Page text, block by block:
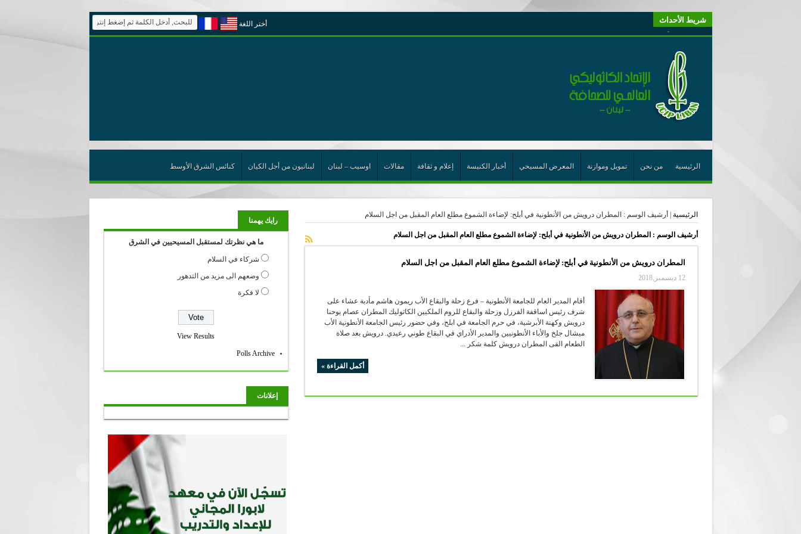
شريط الأحداث
“لبنانيون من أجل الكيان” (اتحاد اورا) : طرح رئيس الجمهورية حول اللامركزية الموسعة شرط واجب للخروج من حالة الجمود
“الوحدة في التعدّد: إعادة بناء الديمقراطيّة التوافقيّة في لبنان”
يتبع في معنى الأعجوبة
ترشيح أسعد جوان لجائزة نوبل يعزّز تثبيت
احتفالات عيد القديس شربل تتواصل في بقاعكفرا…
الأعجوبة في المسيحيّة: معنًى وحدًّا
من يختصر الله يجعل الدين خطرًا
أيّ عيش مشترك نريد؟
أختر اللغة
الرئيسية من نحن تمويل وموازنة المعرض المسيحي أخبار الكنيسة إعلام و ثقافة مقالات اوسيب – لبنان لبنانيون من أجل الكيان كنائس الشرق الأوسط
الرئيسية أرشيف الوسم : المطران درويش من الأنطونية في أبلح: لإضاءة الشموع مطلع العام المقبل من اجل السلام
أرشيف الوسم : المطران درويش من الأنطونية في أبلح: لإضاءة الشموع مطلع العام المقبل من اجل السلام
المطران درويش من الأنطونية في أبلح: لإضاءة الشموع مطلع العام المقبل من اجل السلام
12 ديسمبر,2018
أقام المدير العام للجامعة الأنطونية – فرع زحلة والبقاع الأب ريمون هاشم مأدبة عشاء على
شرف رئيس اساقفة الفرزل وزحلة والبقاع للروم الملكيين الكاثوليك المطران عصام يوحنا
درويش وكهنة الأبرشية، في حرم الجامعة في ابلح، وفي حضور رئيس الجامعة الأنطونية الأب
ميشال جلخ والأباء الأنطونيين والمدير الأدراي في البقاع طوني رعيدي. درويش بعد صلاة
الطعام القى المطران درويش كلمة شكر ...
أكمل القراءة »
رايك يهمنا
ما هي نظرتك لمستقبل المسيحيين في الشرق
شركاء في السلام
وضعهم الى مزيد من التدهور
لا فكرة
View Results
Polls Archive
إعلانات